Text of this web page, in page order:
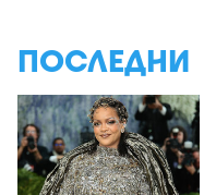
ПОСЛЕДНИ